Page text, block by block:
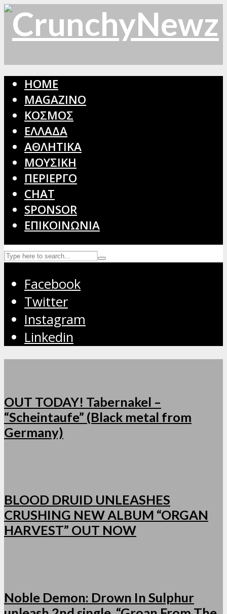
HOME
MAGAZINO
ΚΟΣΜΟΣ
ΕΛΛΑΔΑ
ΑΘΛΗΤΙΚΑ
ΜΟΥΣΙΚΗ
ΠΕΡΙΕΡΓΟ
CHAT
SPONSOR
ΕΠΙΚΟΙΝΩΝΙΑ
Facebook
Twitter
Instagram
Linkedin
OUT TODAY! Tabernakel –
“Scheintaufe” (Black metal from
Germany)
BLOOD DRUID UNLEASHES
CRUSHING NEW ALBUM “ORGAN
HARVEST” OUT NOW
Noble Demon: Drown In Sulphur